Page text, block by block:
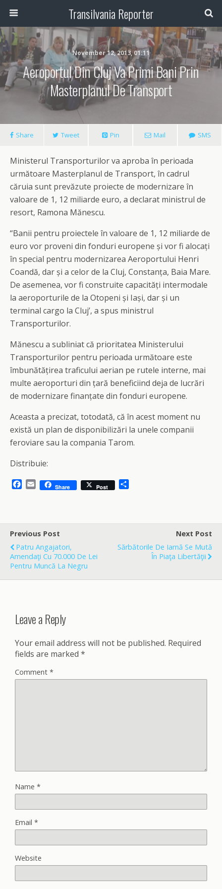
Transilvania Reporter
November 12, 2013, 01:11
Aeroportul Din Cluj Va Primi Bani Prin
Masterplanul De Transport
Share Tweet Pin Mail SMS
Ministerul Transporturilor va aproba în perioada
următoare Masterplanul de Transport, în cadrul
căruia sunt prevăzute proiecte de modernizare în
valoare de 1, 12 miliarde euro, a declarat ministrul de
resort, Ramona Mănescu.
“Banii pentru proiectele în valoare de 1, 12 miliarde de
euro vor proveni din fonduri europene și vor fi alocați
în special pentru modernizarea Aeroportului Henri
Coandă, dar și a celor de la Cluj, Constanța, Baia Mare.
De asemenea, vor fi construite capacități intermodale
la aeroporturile de la Otopeni și Iași, dar și un
terminal cargo la Cluj’, a spus ministrul
Transporturilor.
Mănescu a subliniat că prioritatea Ministerului
Transporturilor pentru perioada următoare este
îmbunătățirea traficului aerian pe rutele interne, mai
multe aeroporturi din țară beneficiind deja de lucrări
de modernizare finanțate din fonduri europene.
Aceasta a precizat, totodată, că în acest moment nu
există un plan de disponibilizări la unele companii
feroviare sau la compania Tarom.
Distribuie:
b
o
o
k
E
l
Share Post
e
Previous Post
Patru Angajatori,
Amendaţi Cu 70.000 De Lei
Pentru Muncă La Negru
Next Post
Sărbătorile De Iarnă Se Mută
În Piaţa Libertăţii
Leave a Reply
Your email address will not be published. Required
fields are marked *
Comment *
Name *
Email *
Website